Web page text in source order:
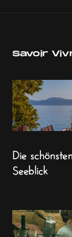
Savoir
Die
Seeblick